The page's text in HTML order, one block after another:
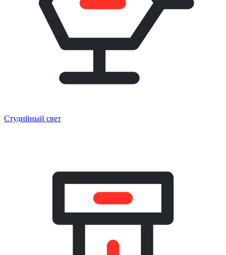
Студийный свет